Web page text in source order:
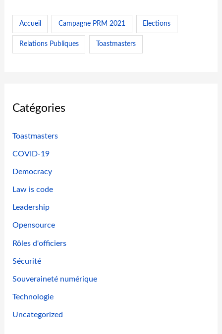
l
d
u
Accueil Campagne PRM 2021 Elections
Relations Publiques Toastmasters
Catégories
Toastmasters
COVID-19
Democracy
Law is code
Leadership
Opensource
Rôles d'officiers
Sécurité
Souveraineté numérique
Technologie
Uncategorized